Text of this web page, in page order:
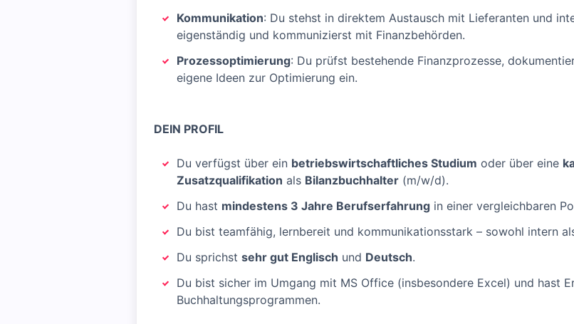
Kommunikation: Du stehst in direktem Austausch mit Lieferanten und
eigenständig und kommunizierst mit Finanzbehörden.
Prozessoptimierung: Du prüfst bestehende Finanzprozesse,
eigene Ideen zur Optimierung ein.
DEIN PROFIL
Du verfügst über ein betriebswirtschaftliches Studium oder über eine
Zusatzqualifikation als Bilanzbuchhalter (m/w/d).
Du hast mindestens 3 Jahre Berufserfahrung in einer vergleichbaren
Du bist teamfähig, lernbereit und kommunikationsstark – sowohl intern
Du sprichst sehr gut Englisch und Deutsch.
Du bist sicher im Umgang mit MS Office (insbesondere Excel) und hast
Buchhaltungsprogrammen.